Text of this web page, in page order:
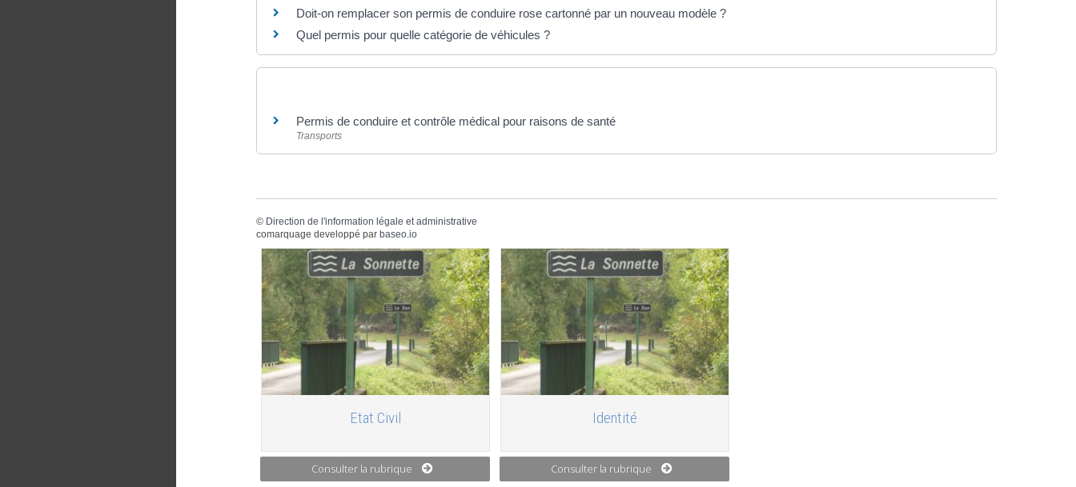
Doit-on remplacer son permis de conduire rose cartonné par un nouveau modèle ?
Quel permis pour quelle catégorie de véhicules ?
Permis de conduire et contrôle médical pour raisons de santé
Transports
© Direction de l'information légale et administrative
comarquage developpé par baseo.io
Etat Civil
Consulter la rubrique
Identité
Consulter la rubrique